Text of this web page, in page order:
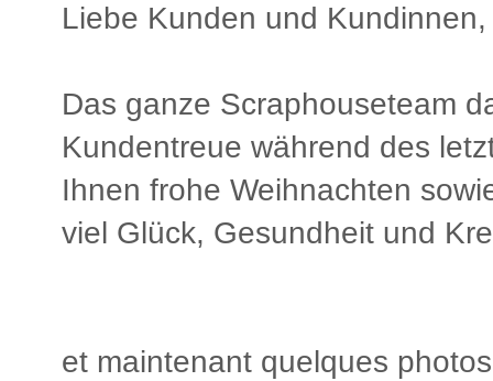
Liebe Kunden und Kundinnen,
Das ganze Scraphouseteam
Kundentreue während des
Ihnen frohe Weihnachten
viel Glück, Gesundheit und
et maintenant quelques